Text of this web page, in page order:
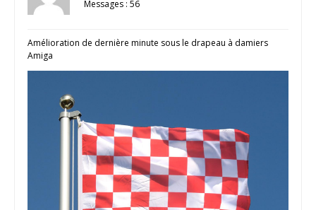
Messages : 56
Amélioration de dernière minute sous le drapeau à damiers
Amiga